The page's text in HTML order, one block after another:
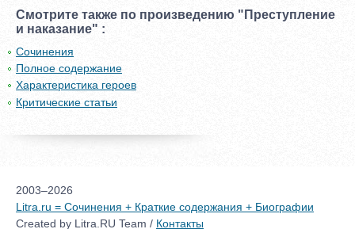
Смотрите также по произведению "Преступление
и наказание" :
Сочинения
Полное содержание
Характеристика героев
Критические статьи
2003–2026
Litra.ru = Сочинения + Краткие содержания + Биографии
Created by Litra.RU Team / Контакты